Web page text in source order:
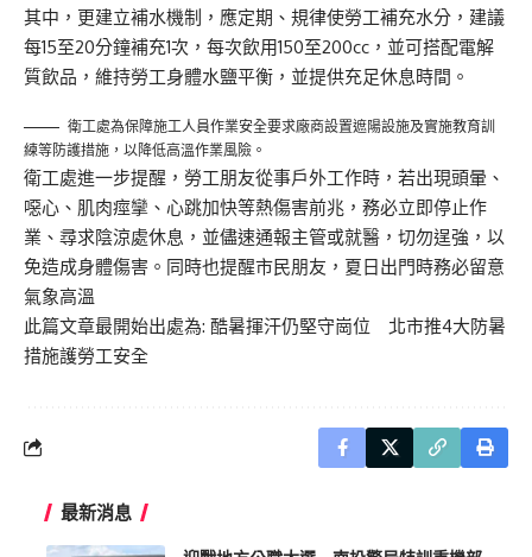
其中，更建立補水機制，應定期、規律使勞工補充水分，建議
每15至20分鐘補充1次，每次飲用150至200cc，並可搭配電解
質飲品，維持勞工身體水鹽平衡，並提供充足休息時間。
衛工處為保障施工人員作業安全要求廠商設置遮陽設施及實施教育訓
練等防護措施，以降低高溫作業風險。
衛工處進一步提醒，勞工朋友從事戶外工作時，若出現頭暈、
噁心、肌肉痙攣、心跳加快等熱傷害前兆，務必立即停止作
業、尋求陰涼處休息，並儘速通報主管或就醫，切勿逞強，以
免造成身體傷害。同時也提醒市民朋友，夏日出門時務必留意
氣象高溫
此篇文章最開始出處為: 酷暑揮汗仍堅守崗位 北市推4大防暑
措施護勞工安全
最新消息